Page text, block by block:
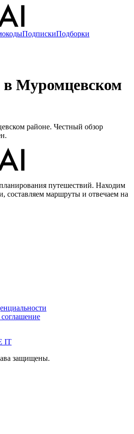
ПодпискиПодборки
Муромцевском
районе. Честный обзор
путешествий. Находим
составляем маршруты и отвечаем на
соглашение
IT
защищены.